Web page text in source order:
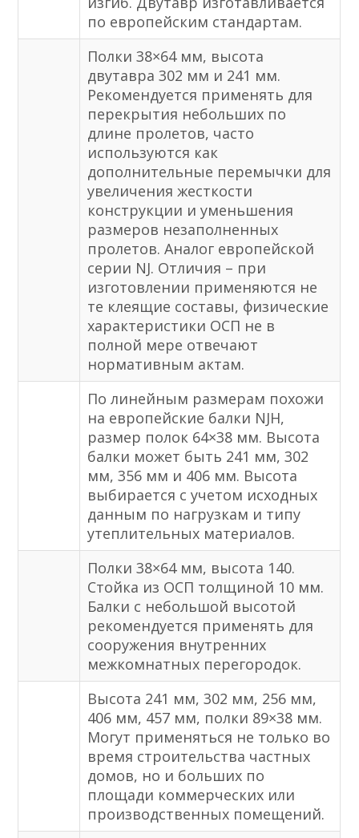
по европейским стандартам.
Полки 38×64 мм, высота
двутавра 302 мм и 241 мм.
Рекомендуется применять для
перекрытия небольших по
длине пролетов, часто
используются как
дополнительные перемычки для
увеличения жесткости
конструкции и уменьшения
размеров незаполненных
пролетов. Аналог европейской
серии NJ. Отличия – при
изготовлении применяются не
те клеящие составы, физические
характеристики ОСП не в
полной мере отвечают
нормативным актам.
По линейным размерам похожи
на европейские балки NJH,
размер полок 64×38 мм. Высота
балки может быть 241 мм, 302
мм, 356 мм и 406 мм. Высота
выбирается с учетом исходных
данным по нагрузкам и типу
утеплительных материалов.
Полки 38×64 мм, высота 140.
Стойка из ОСП толщиной 10 мм.
Балки с небольшой высотой
рекомендуется применять для
сооружения внутренних
межкомнатных перегородок.
Высота 241 мм, 302 мм, 256 мм,
406 мм, 457 мм, полки 89×38 мм.
Могут применяться не только во
время строительства частных
домов, но и больших по
площади коммерческих или
производственных помещений.